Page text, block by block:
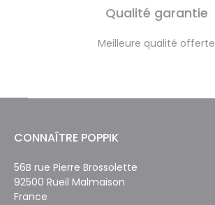
Qualité garantie
Meilleure qualité offerte
CONNAÎTRE POPPIK
56B rue Pierre Brossolette
92500 Rueil Malmaison
France